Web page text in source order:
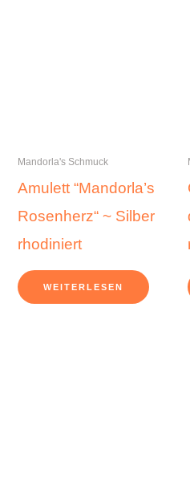
Mandorla's Schmuck
Amulett “Mandorla’s
Rosenherz“ ~ Silber
rhodiniert
WEITERLESEN